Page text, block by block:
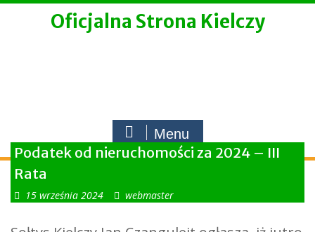
Skip
Oficjalna Strona Kielczy
Menu
Podatek od nieruchomości za 2024 – III
Rata
15 września 2024 webmaster